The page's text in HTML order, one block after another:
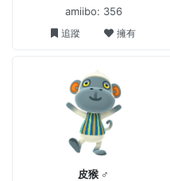
amiibo: 356
追蹤 擁有
皮猴 ♂